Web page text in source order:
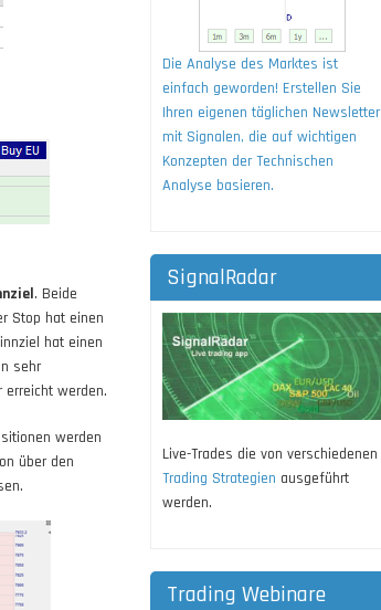
. Beide
Stop hat einen
hat einen
sehr
werden.
werden
über den
Die Analyse des Marktes ist
einfach geworden! Erstellen Sie
Ihren eigenen täglichen Newsletter
mit Signalen, die auf wichtigen
Konzepten der Technischen
Analyse basieren.
SignalRadar
Live-Trades die von verschiedenen
Trading Strategien ausgeführt
werden.
Trading Webinare